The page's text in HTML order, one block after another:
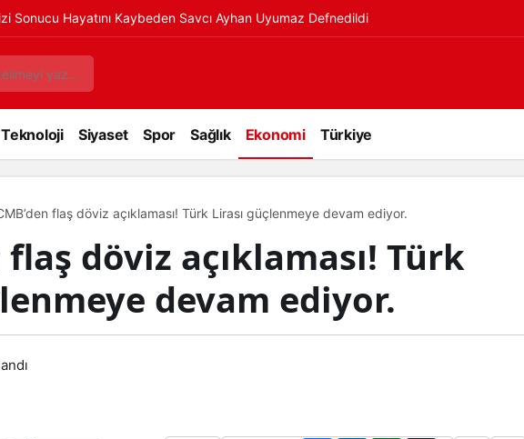
Sonucu Hayatını Kaybeden Savcı Ayhan Uyumaz Defnedildi
Teknoloji Siyaset Spor Sağlık Ekonomi Türkiye
flaş döviz açıklaması! Türk Lirası güçlenmeye devam ediyor.
flaş döviz açıklaması! Türk
devam ediyor.